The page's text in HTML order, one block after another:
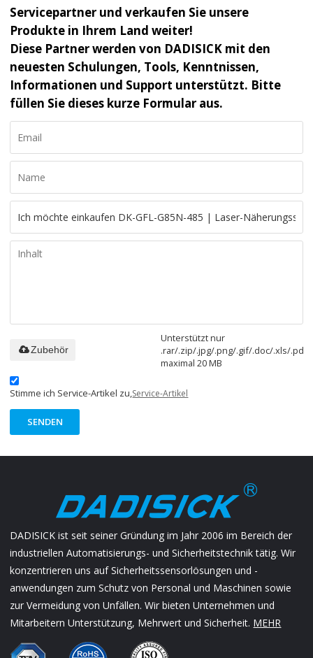
Servicepartner und verkaufen Sie unsere
Produkte in Ihrem Land weiter!
Diese Partner werden von DADISICK mit den
neuesten Schulungen, Tools, Kenntnissen,
Informationen und Support unterstützt. Bitte
füllen Sie dieses kurze Formular aus.
Unterstützt nur
.rar/.zip/.jpg/.png/.gif/.doc/.xls/.pdf,
maximal 20 MB
Zubehör
Stimme ich Service-Artikel zu,Service-Artikel
SENDEN
DADISICK ist seit seiner Gründung im Jahr 2006 im Bereich der
industriellen Automatisierungs- und Sicherheitstechnik tätig. Wir
konzentrieren uns auf Sicherheitssensorlösungen und -
anwendungen zum Schutz von Personal und Maschinen sowie
zur Vermeidung von Unfällen. Wir bieten Unternehmen und
Mitarbeitern Unterstützung, Mehrwert und Sicherheit. MEHR